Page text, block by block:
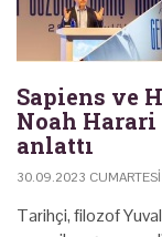
Sapiens ve
Noah Harari
anlattı
30.09.2023
Tarihçi, filozof